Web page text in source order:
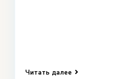
Читать далее